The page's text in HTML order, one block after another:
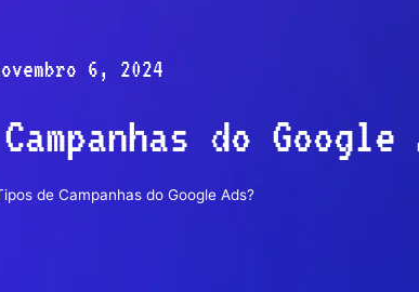
6, 2024
do Google
de Campanhas do Google Ads?